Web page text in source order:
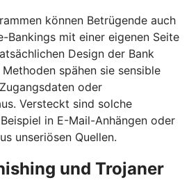
können Betrügende auch
Bankings mit einer eigenen Seite
Design der Bank
spähen sie sensible
oder
Versteckt sind solche
in E-Mail-Anhängen oder
unseriösen Quellen.
und Trojaner